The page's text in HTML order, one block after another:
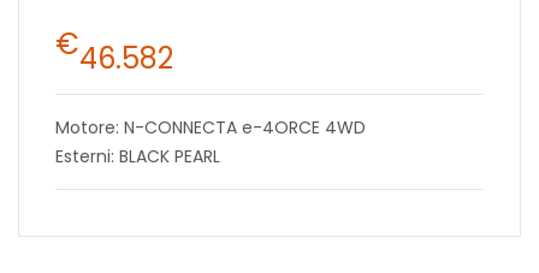
€46.582
Motore: N-CONNECTA e-4ORCE 4WD
Esterni: BLACK PEARL